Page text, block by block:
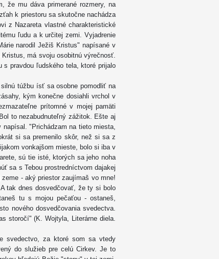
že mu dáva primerané rozmery, na
k priestoru sa skutočne nachádza
z Nazareta vlastné charakteristické
ľudu a k určitej zemi. Vyjadrenie
narodil Ježiš Kristus" napísané v
má svoju osobitnú výrečnosť.
s pravdou ľudského tela, ktoré prijalo
túžbu ísť sa osobne pomodliť na
kým konečne dosiahli vrchol v
prítomné v mojej pamäti
to nezabudnuteľný zážitok. Ešte aj
"Prichádzam na tieto miesta,
si sa premenilo skôr, než si sa z
vonkajšom mieste, bolo si iba v
sú tie isté, ktorých sa jeho noha
sa s Tebou prostredníctvom dajakej
- aký priestor zaujímaš vo mne!
tak dnes dosvedčovať, že ty si bolo
tu s mojou pečaťou - ostaneš,
nového dosvedčovania svedectva.
storočí" (K. Wojtyla, Literárne diela.
svedectvo, za ktoré som sa vtedy
do služieb pre celú Cirkev. Je to